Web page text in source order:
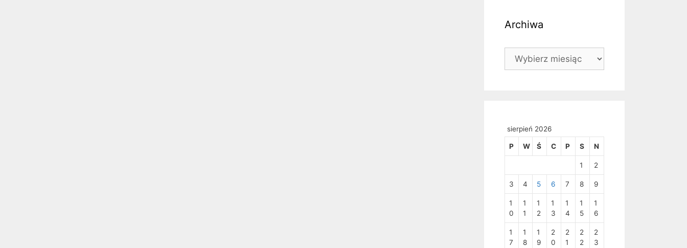
Archiwa
Archiwa
sierpień 2026
P W Ś C P S N
1 2
3 4 5 6 7 8 9
1
0
1
1
1
2
1
3
1
4
1
5
1
6
1
7
1
8
1
9
2
0
2
1
2
2
2
3